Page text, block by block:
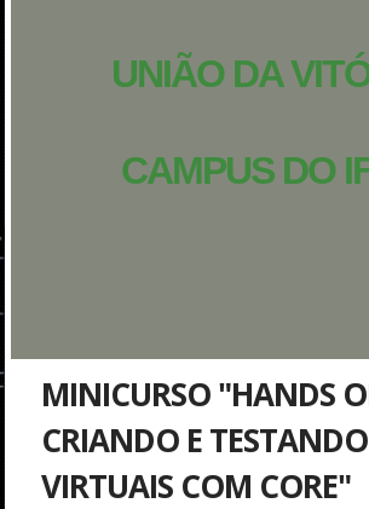
UNIÃO DA
CAMPUS DO
MINICURSO "HANDS
CRIANDO E
VIRTUAIS COM CORE"